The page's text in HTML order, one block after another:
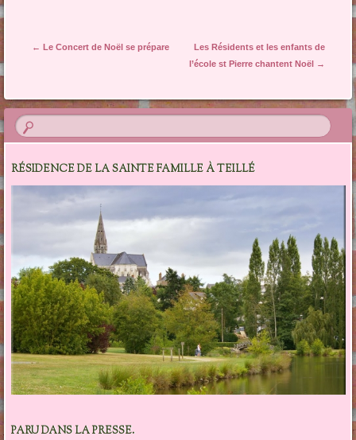
Navigation des articles
← Le Concert de Noël se prépare
Les Résidents et les enfants de
l’école st Pierre chantent Noël →
RÉSIDENCE DE LA SAINTE FAMILLE À TEILLÉ
PARU DANS LA PRESSE.